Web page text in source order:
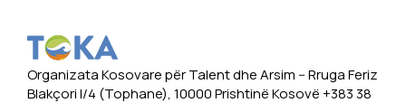
Organizata Kosovare për Talent dhe Arsim -- Rruga Feriz
Blakçori I/4 (Tophane), 10000 Prishtinë Kosovë +383 38